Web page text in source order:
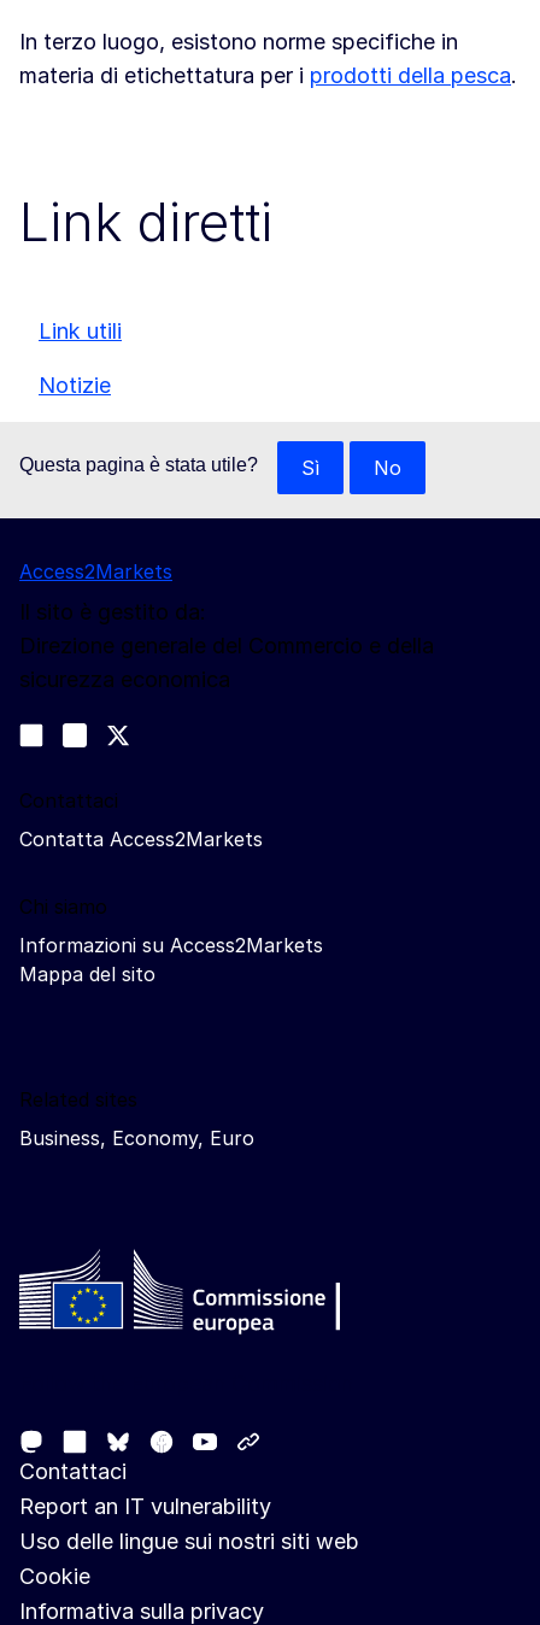
In terzo luogo, esistono norme specifiche in
materia di etichettatura per i prodotti della pesca.
Link diretti
Link utili
Notizie
Questa pagina è stata utile? Sì No
Access2Markets
Il sito è gestito da:
Direzione generale del Commercio e della
sicurezza economica
Join us on LinkedIn
Trade-Off podcast
Contattaci
Contatta Access2Markets
Chi siamo
Informazioni su Access2Markets
Mappa del sito
Related sites
Business, Economy, Euro
MastodonLinkedIn
Bluesky
Facebook
Youtube
Contattaci
Report an IT vulnerability
Uso delle lingue sui nostri siti web
Cookie
Informativa sulla privacy